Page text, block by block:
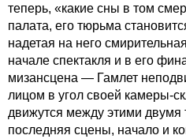
теперь, «какие сны в том
палата, его тюрьма
надетая на него
начале спектакля и в его
мизансцена — Гамлет
лицом в угол своей камеры-
движутся между этими двумя
последняя сцены, начало и